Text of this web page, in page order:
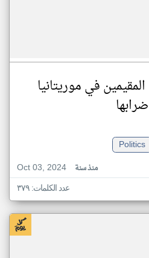
المقيمين في موريتانيا
Politics
Oct 03, 2024
منذ سنة
عدد الكلمات: ٣٧٩